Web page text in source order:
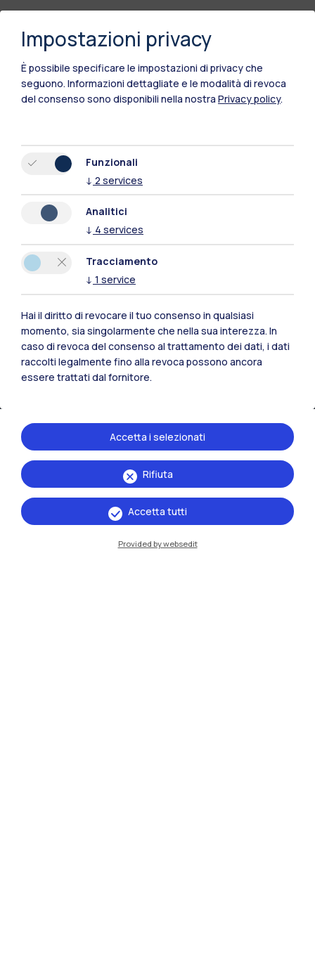
Polimi Community
Tutti i siti dell’ecosistema
Residenze
IT EN
Sedi
Milano Leonardo
Impostazioni privacy
È possibile specificare le impostazioni di privacy che
seguono. Informazioni dettagliate e le modalità di revoca
del consenso sono disponibili nella nostra Privacy policy.
Funzionali
↓ 2 services
Analitici
↓ 4 services
Tracciamento
↓ 1 service
Hai il diritto di revocare il tuo consenso in qualsiasi
momento, sia singolarmente che nella sua interezza. In
caso di revoca del consenso al trattamento dei dati, i dati
raccolti legalmente fino alla revoca possono ancora
essere trattati dal fornitore.
Rifiuta
Accetta i selezionati
Accetta tutti
Provided by websedit